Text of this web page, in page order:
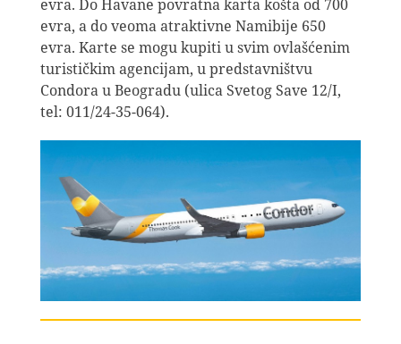
evra. Do Havane povratna karta košta od 700
evra, a do veoma atraktivne Namibije 650
evra. Karte se mogu kupiti u svim ovlašćenim
turističkim agencijam, u predstavništvu
Condora u Beogradu (ulica Svetog Save 12/I,
tel: 011/24-35-064).